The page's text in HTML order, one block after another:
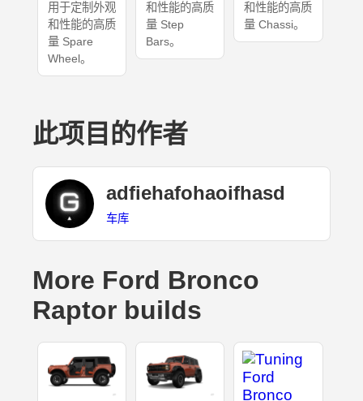
用于定制外观
和性能的高质
量 Spare
Wheel。
和性能的高质
量 Step
Bars。
和性能的高质
量 Chassi。
此项目的作者
adfiehafohaoifhasd
车库
More Ford Bronco
Raptor builds